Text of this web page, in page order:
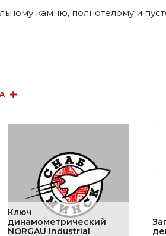
камню, полнотелому и
Ключ
динамометрический
NORGAU Industrial